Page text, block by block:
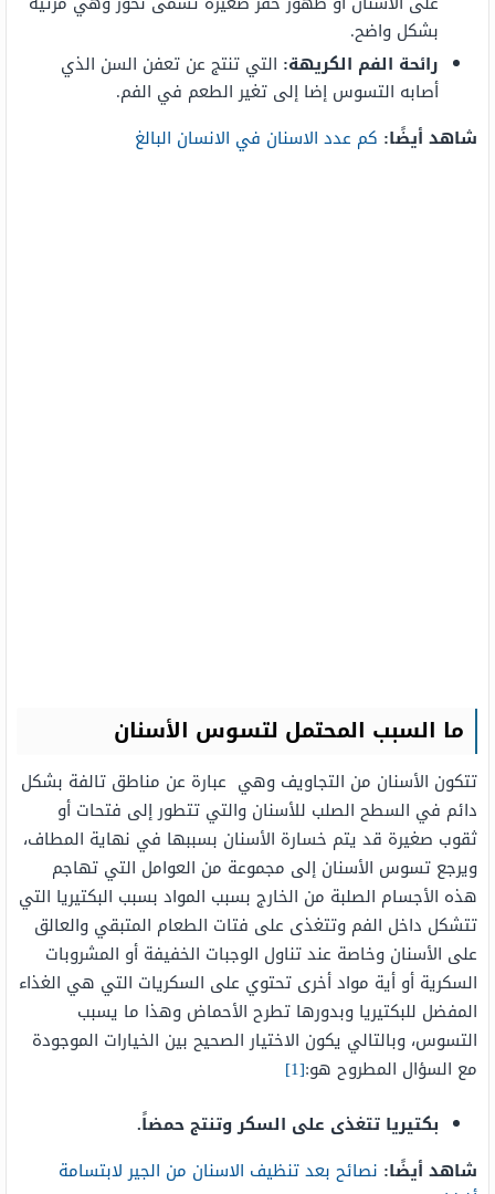
بشكل واضح.
رائحة الفم الكريهة: التي تنتج عن تعفن السن الذي
أصابه التسوس إضا إلى تغير الطعم في الفم.
شاهد أيضًا: كم عدد الاسنان في الانسان البالغ
ما السبب المحتمل لتسوس الأسنان
تتكون الأسنان من التجاويف وهي عبارة عن مناطق تالفة بشكل
دائم في السطح الصلب للأسنان والتي تتطور إلى فتحات أو
ثقوب صغيرة قد يتم خسارة الأسنان بسببها في نهاية المطاف،
ويرجع تسوس الأسنان إلى مجموعة من العوامل التي تهاجم
هذه الأجسام الصلبة من الخارج بسبب المواد بسبب البكتيريا التي
تتشكل داخل الفم وتتغذى على فتات الطعام المتبقي والعالق
على الأسنان وخاصة عند تناول الوجبات الخفيفة أو المشروبات
السكرية أو أية مواد أخرى تحتوي على السكريات التي هي الغذاء
المفضل للبكتيريا وبدورها تطرح الأحماض وهذا ما يسبب
التسوس، وبالتالي يكون الاختيار الصحيح بين الخيارات الموجودة
مع السؤال المطروح هو:[1]
بكتيريا تتغذى على السكر وتنتج حمضاً.
شاهد أيضًا: نصائح بعد تنظيف الاسنان من الجير لابتسامة